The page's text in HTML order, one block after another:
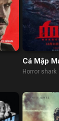
Cá Mập
Horror shark